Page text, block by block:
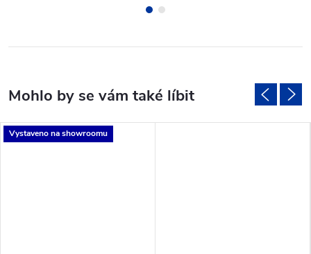
Vystaveno na showroomu